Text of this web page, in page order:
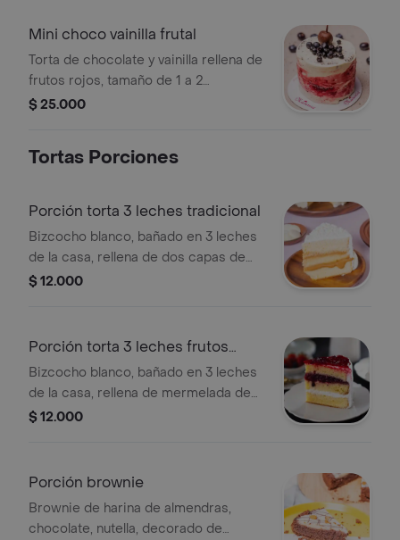
Mini choco vainilla frutal
Torta de chocolate y vainilla rellena de
frutos rojos, tamaño de 1 a 2
porciones.
$ 25.000
Tortas Porciones
Porción torta 3 leches tradicional
Bizcocho blanco, bañado en 3 leches
de la casa, rellena de dos capas de
arequipe, porción personal.
$ 12.000
Porción torta 3 leches frutos
rojos
Bizcocho blanco, bañado en 3 leches
de la casa, rellena de mermelada de
frutos rojos y crema chantillí, porción
$ 12.000
Porción brownie
Brownie de harina de almendras,
chocolate, nutella, decorado de